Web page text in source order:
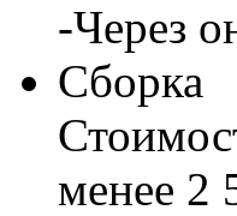
-Через
Сборка
менее 2